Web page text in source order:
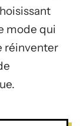
mode qui
réinventer